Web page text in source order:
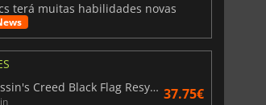
terá muitas habilidades novas
Assassin's Creed Black Flag Resynced 37.75€